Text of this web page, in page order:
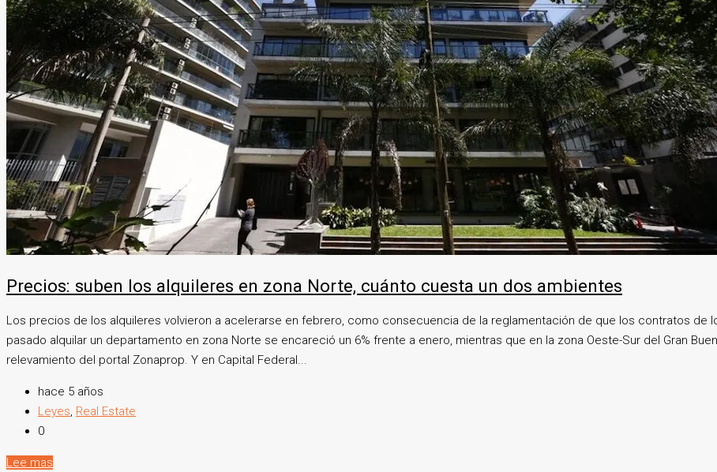
Precios: suben los alquileres en zona Norte, cuánto cuesta un dos ambientes
Los precios de los alquileres volvieron a acelerarse en febrero, como consecuencia de la reglamentación de que los contratos de
pasado alquilar un departamento en zona Norte se encareció un 6% frente a enero, mientras que en la zona Oeste-Sur del Gran
relevamiento del portal Zonaprop. Y en Capital Federal...
hace 5 años
Leyes, Real Estate
0
Lee mas